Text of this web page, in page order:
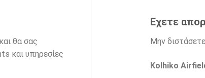
θα σας
και υπηρεσίες
Εχετε
Μην
Kolhiko